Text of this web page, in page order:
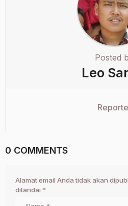
Posted
Leo
0 COMMENTS
Alamat email Anda tidak akan
ditandai *